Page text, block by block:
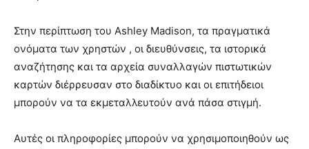
Στην περίπτωση του Ashley Madison, τα πραγματικά
ονόματα των χρηστών , οι διευθύνσεις, τα ιστορικά
αναζήτησης και τα αρχεία συναλλαγών πιστωτικών
καρτών διέρρευσαν στο διαδίκτυο και οι επιτήδειοι
μπορούν να τα εκμεταλλευτούν ανά πάσα στιγμή.
Αυτές οι πληροφορίες μπορούν να χρησιμοποιηθούν ως